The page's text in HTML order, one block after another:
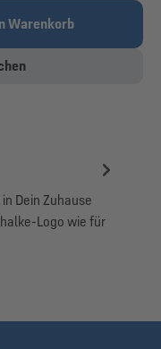
Wert ein
Warenkorb
Dein Zuhause
Logo wie für